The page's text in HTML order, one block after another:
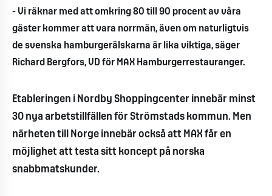
- Vi räknar med att omkring 80 till 90 procent av våra
gäster kommer att vara norrmän, även om naturligtvis
de svenska hamburgerälskarna är lika viktiga, säger
Richard Bergfors, VD för MAX Hamburgerrestauranger.
Etableringen i Nordby Shoppingcenter innebär minst
30 nya arbetstillfällen för Strömstads kommun. Men
närheten till Norge innebär också att MAX får en
möjlighet att testa sitt koncept på norska
snabbmatskunder.